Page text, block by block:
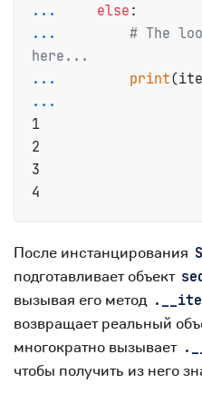
...
else :
...
# The
here...
...
print
...
1
2
3
После инстанцирования
подготавливает объект
вызывая его метод
возвращает реальный
многократно вызывает
чтобы получить из него